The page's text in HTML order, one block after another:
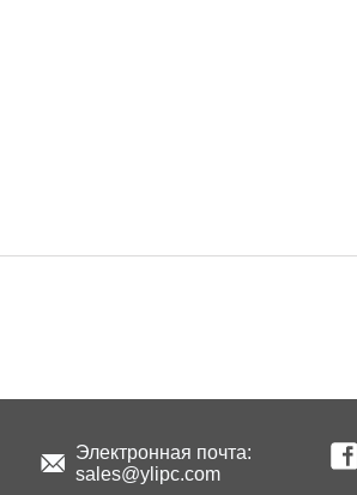
Электронная почта:
sales@ylipc.com